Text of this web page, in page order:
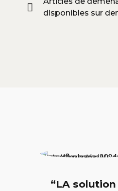
disponibles sur
“LA solution